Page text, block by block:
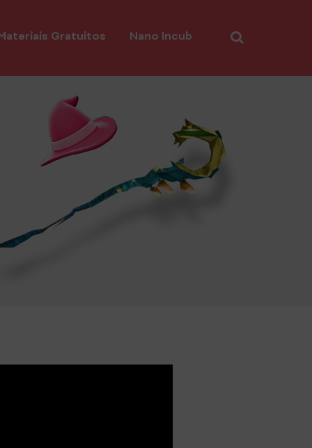
Gratuitos Nano Incub